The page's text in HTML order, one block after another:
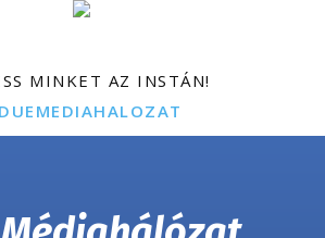
MINKET AZ INSTÁN!